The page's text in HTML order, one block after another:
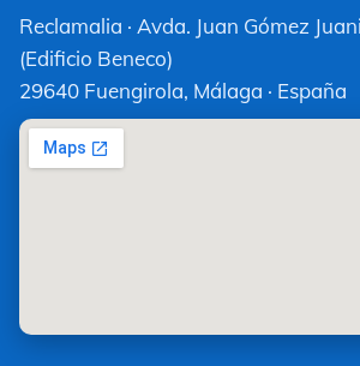
Reclamalia · Avda. Juan Gómez
(Edificio Beneco)
29640 Fuengirola, Málaga · España